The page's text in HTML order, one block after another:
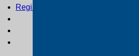
Registrace